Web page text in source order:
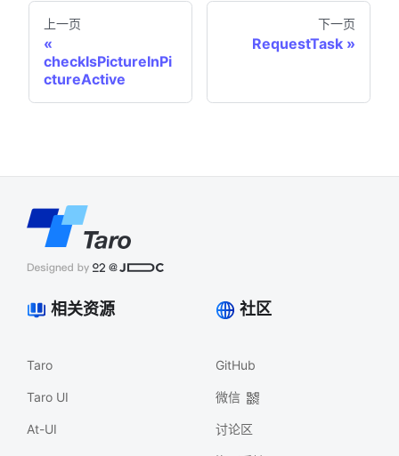
上一页
checkIsPictureInPi
ctureActive
下一页
RequestTask
相关资源
Taro
Taro UI
At-UI
社区
GitHub
微信
讨论区